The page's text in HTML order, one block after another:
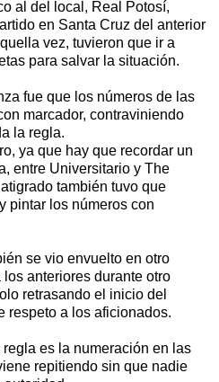
al del local, Real Potosí,
en Santa Cruz del anterior
vez, tuvieron que ir a
para salvar la situación.
fue que los números de las
marcador, contraviniendo
la regla.
ya que hay que recordar un
entre Universitario y The
también tuvo que
pintar los números con
se vio envuelto en otro
anteriores durante otro
retrasando el inicio del
respeto a los aficionados.
es la numeración en las
repitiendo sin que nadie